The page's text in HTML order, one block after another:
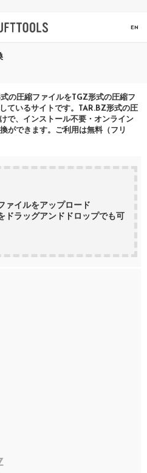
EN
の圧縮ファイルをTGZ形式の圧縮フ
ているサイトです。 TAR.BZ形式の圧
で、インストール不要・オンライン
ができます。ご利用は無料（フリ
ァイルをアップロード
ドラッグアンドドロップでも可